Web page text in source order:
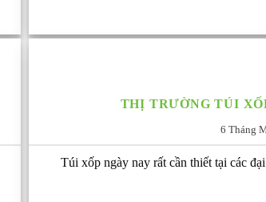
THỊ TRƯỜNG TÚI
6 Tháng
Túi xốp ngày nay rất cần thiết tại các